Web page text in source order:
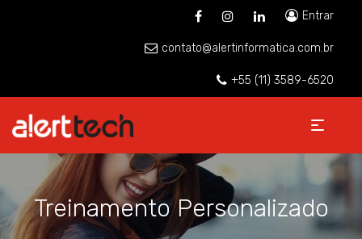
Entrar
contato@alertinformatica.com.br
+55 (11) 3589-6520
Treinamento Personalizado